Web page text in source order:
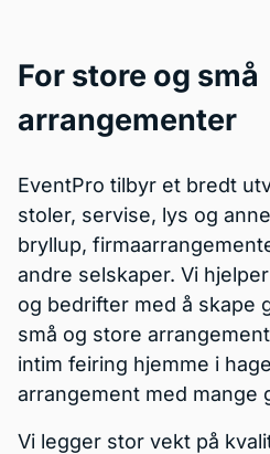
For store og små
arrangementer
EventPro tilbyr et bredt
stoler, servise, lys og
bryllup,
andre selskaper. Vi
og bedrifter med å skape
små og store
intim feiring hjemme i
arrangement med mange
Vi legger stor vekt på